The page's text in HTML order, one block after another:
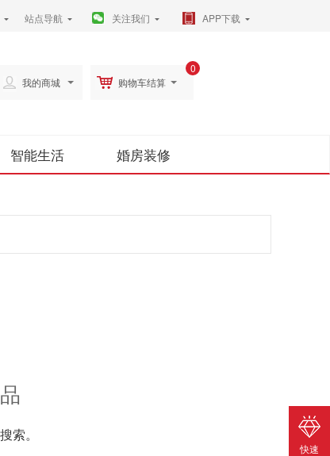
站点导航 关注我们 APP下载
0
购物车结算
我的商城
智能生活 婚房装修
索。
快速